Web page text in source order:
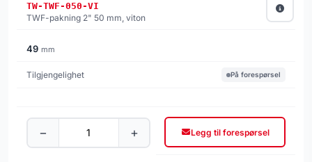
TW-TWF-050-VI
TWF-pakning 2" 50 mm, viton
49 mm
På forespørsel
− + Legg til forespørsel